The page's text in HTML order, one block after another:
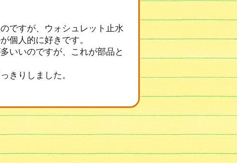
ですが、ウォシュレット止水
個人的に好きです。
いいのですが、これが部品と
きりしました。